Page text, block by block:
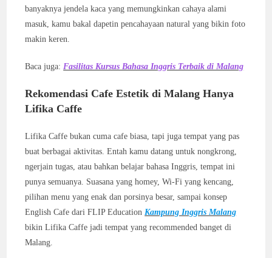
banyaknya jendela kaca yang memungkinkan cahaya alami
masuk, kamu bakal dapetin pencahayaan natural yang bikin foto
makin keren.
Baca juga:Fasilitas Kursus Bahasa Inggris Terbaik di Malang
Rekomendasi Cafe Estetik di Malang Hanya
Lifika Caffe
Lifika Caffe bukan cuma cafe biasa, tapi juga tempat yang pas
buat berbagai aktivitas. Entah kamu datang untuk nongkrong,
ngerjain tugas, atau bahkan belajar bahasa Inggris, tempat ini
punya semuanya. Suasana yang homey, Wi-Fi yang kencang,
pilihan menu yang enak dan porsinya besar, sampai konsep
English Cafe dari FLIP EducationKampung Inggris Malang
bikin Lifika Caffe jadi tempat yang recommended banget di
Malang.